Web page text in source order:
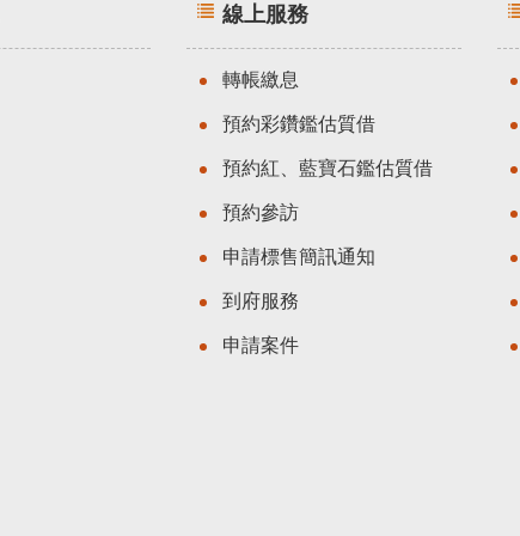
線上服務
轉帳繳息
預約彩鑽鑑估質借
預約紅、藍寶石鑑估質借
預約參訪
申請標售簡訊通知
到府服務
申請案件